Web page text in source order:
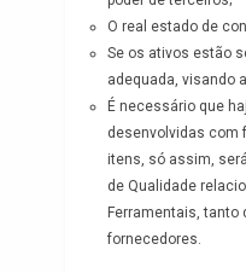
O real estado de
Se os ativos estão
adequada, visando
É necessário que
desenvolvidas com
itens, só assim,
de Qualidade
Ferramentais, tanto
fornecedores.